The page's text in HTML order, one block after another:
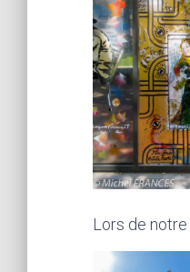
Lors de notre